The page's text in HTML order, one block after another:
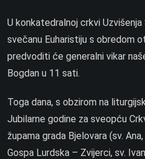
U konkatedralnoj crkvi
svečanu Euharistiju s obredom
predvoditi će generalni vikar
Bogdan u 11 sati.
Toga dana, s obzirom na
Jubilarne godine za sveopću
župama grada Bjelovara (sv.
Gospa Lurdska – Zvijerci, sv.